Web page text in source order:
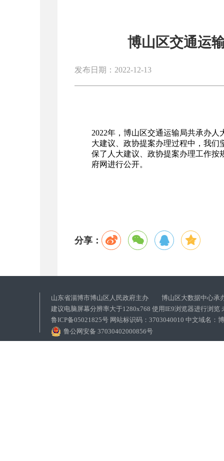
博山区交通运
发布日期：2022-12-13
2022年，博山区交通运输局共承办
大建议、政协提案办理过程中，我
保了人大建议、政协提案办理工作按
府网进行公开。
分享：
山东省淄博市博山区人民政府主办 博山区大数据中心承
建议电脑屏幕分辨率大于1280x768 使用IE9浏览器进行浏览
鲁ICP备05021825号 网站标识码：3703040010 中文域名：
鲁公网安备 37030402000856号